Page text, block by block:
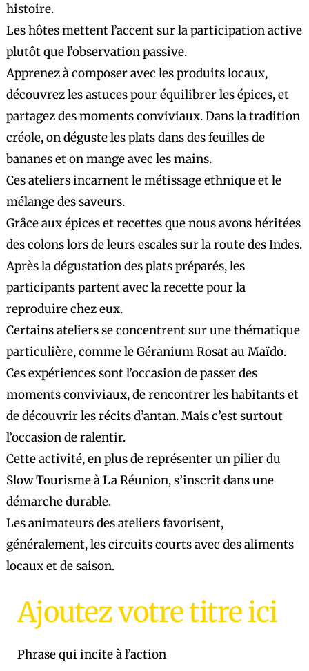
histoire.
Les hôtes mettent l’accent sur la participation active
plutôt que l’observation passive.
Apprenez à composer avec les produits locaux,
découvrez les astuces pour équilibrer les épices, et
partagez des moments conviviaux. Dans la tradition
créole, on déguste les plats dans des feuilles de
bananes et on mange avec les mains.
Ces ateliers incarnent le métissage ethnique et le
mélange des saveurs.
Grâce aux épices et recettes que nous avons héritées
des colons lors de leurs escales sur la route des Indes.
Après la dégustation des plats préparés, les
participants partent avec la recette pour la
reproduire chez eux.
Certains ateliers se concentrent sur une thématique
particulière, comme le Géranium Rosat au Maïdo.
Ces expériences sont l’occasion de passer des
moments conviviaux, de rencontrer les habitants et
de découvrir les récits d’antan. Mais c’est surtout
l’occasion de ralentir.
Cette activité, en plus de représenter un pilier du
Slow Tourisme à La Réunion, s’inscrit dans une
démarche durable.
Les animateurs des ateliers favorisent,
généralement, les circuits courts avec des aliments
locaux et de saison.
Ajoutez votre titre ici
Phrase qui incite à l’action